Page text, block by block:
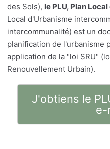
des Sols), le PLU, Plan
Local d'Urbanisme
intercommunalité) est un
planification de l'urbanisme
application de la "loi SRU"
Renouvellement Urbain).
J'obtiens le
e-